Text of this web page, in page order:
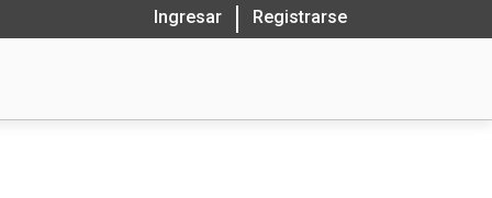
Ingresar Registrarse